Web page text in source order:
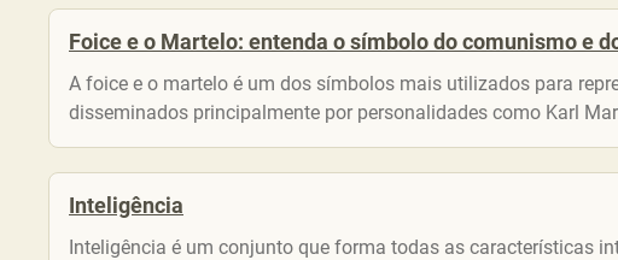
Foice e o Martelo: entenda o símbolo do comunismo e
A foice e o martelo é um dos símbolos mais utilizados para
disseminados principalmente por personalidades como Karl
Inteligência
Inteligência é um conjunto que forma todas as características